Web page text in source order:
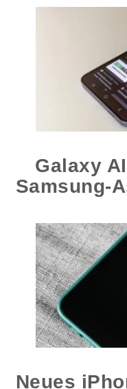
Galaxy
Samsung-
Neues